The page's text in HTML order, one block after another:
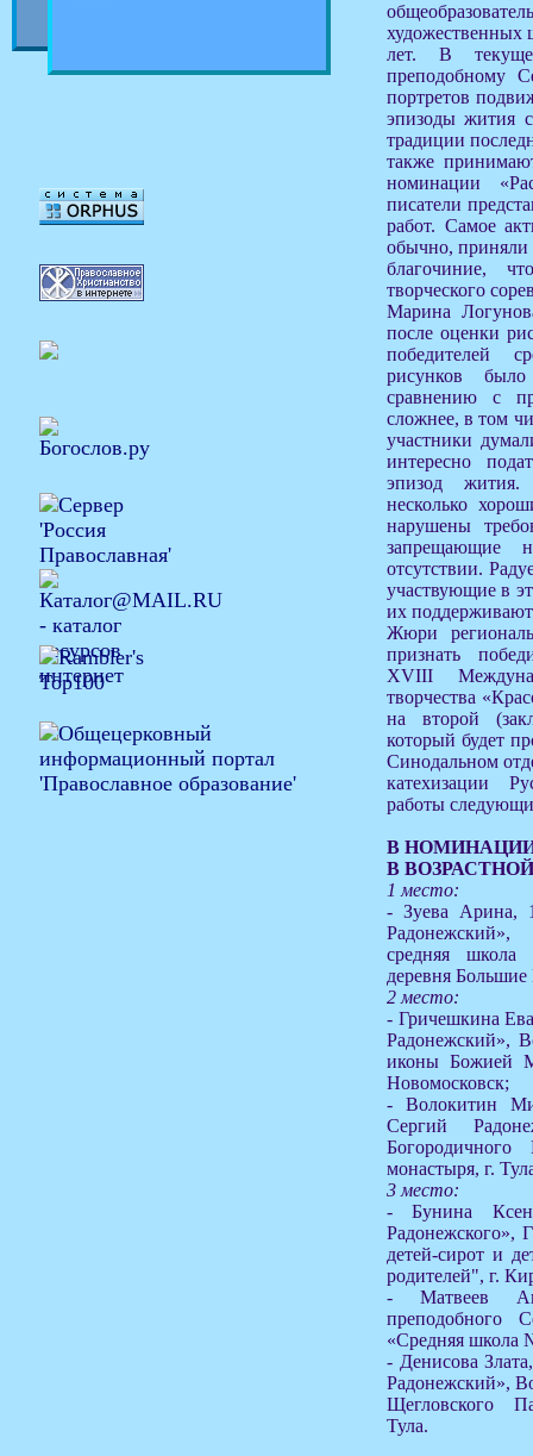
художественных
лет. В
преподобному
портретов
эпизоды жития
традиции
также
номинации
писатели
работ. Самое
обычно, приняли
благочиние,
творческого
Марина
после оценки
победителей
рисунков
сравнению с
сложнее, в том
участники
интересно
эпизод
несколько
нарушены
запрещающие
отсутствии.
участвующие в
их
Жюри
признать
XVIII
творчества
на второй
который будет
Синодальном
катехизации
работы
В
В
1 место:
- Зуева Арина,
средняя
деревня
2 место:
- Гричешкина
Радонежский»,
иконы Божией
Новомосковск;
- Волокитин
Сергий
Богородичного
монастыря, г.
3 место:
- Бунина
Радонежского»,
детей-сирот и
родителей", г.
- Матвеев
преподобного
«Средняя школа
- Денисова
Радонежский»,
Щегловского
Тула.